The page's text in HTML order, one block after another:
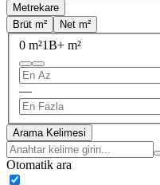
Metrekare
Brüt m²
Net m²
0 m²1B+ m²
—
Arama Kelimesi
Otomatik ara